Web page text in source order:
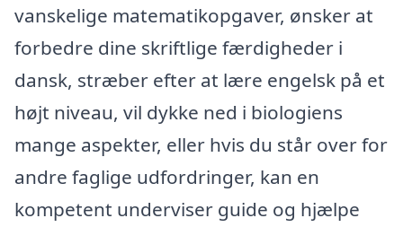
vanskelige matematikopgaver, ønsker at
forbedre dine skriftlige færdigheder i
dansk, stræber efter at lære engelsk på et
højt niveau, vil dykke ned i biologiens
mange aspekter, eller hvis du står over for
andre faglige udfordringer, kan en
kompetent underviser guide og hjælpe